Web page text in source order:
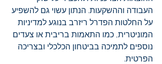
העבודה וההשקעות. הנתון עשוי גם להשפיע
על החלטות הפדרל ריזרב בנוגע למדיניות
המוניטרית, כמו התאמות בריבית או צעדים
נוספים לתמיכה בביטחון הכלכלי ובצריכה
הפרטית.